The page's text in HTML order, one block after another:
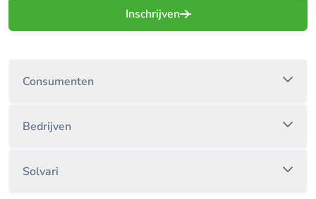
Inschrijven
Consumenten
Bedrijven
Solvari